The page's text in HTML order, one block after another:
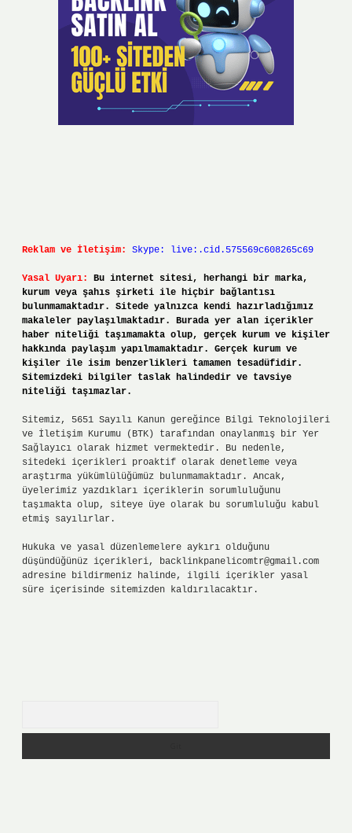
Reklam ve İletişim: Skype: live:.cid.575569c608265c69
Yasal Uyarı:
Bu internet sitesi, herhangi bir marka,
kurum veya şahıs şirketi ile hiçbir bağlantısı
bulunmamaktadır. Sitede yalnızca kendi hazırladığımız
makaleler paylaşılmaktadır. Burada yer alan içerikler
haber niteliği taşımamakta olup, gerçek kurum ve kişiler
hakkında paylaşım yapılmamaktadır. Gerçek kurum ve
kişiler ile isim benzerlikleri tamamen tesadüfidir.
Sitemizdeki bilgiler taslak halindedir ve tavsiye
niteliği taşımazlar.
Sitemiz, 5651 Sayılı Kanun gereğince Bilgi Teknolojileri
ve İletişim Kurumu (BTK) tarafından onaylanmış bir Yer
Sağlayıcı olarak hizmet vermektedir. Bu nedenle,
sitedeki içerikleri proaktif olarak denetleme veya
araştırma yükümlülüğümüz bulunmamaktadır. Ancak,
üyelerimiz yazdıkları içeriklerin sorumluluğunu
taşımakta olup, siteye üye olarak bu sorumluluğu kabul
etmiş sayılırlar.
Hukuka ve yasal düzenlemelere aykırı olduğunu
düşündüğünüz içerikleri, backlinkpanelicomtr@gmail.com
adresine bildirmeniz halinde, ilgili içerikler yasal
süre içerisinde sitemizden kaldırılacaktır.